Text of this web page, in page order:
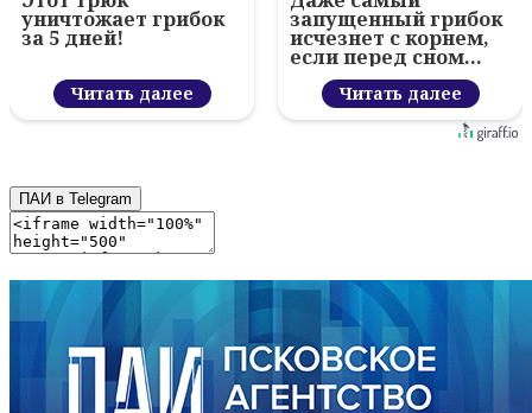
уничтожает грибок
за 5 дней!
Читать далее
запущенный грибок
исчезнет с корнем,
если перед сном…
Читать далее
ПАИ в Telegram